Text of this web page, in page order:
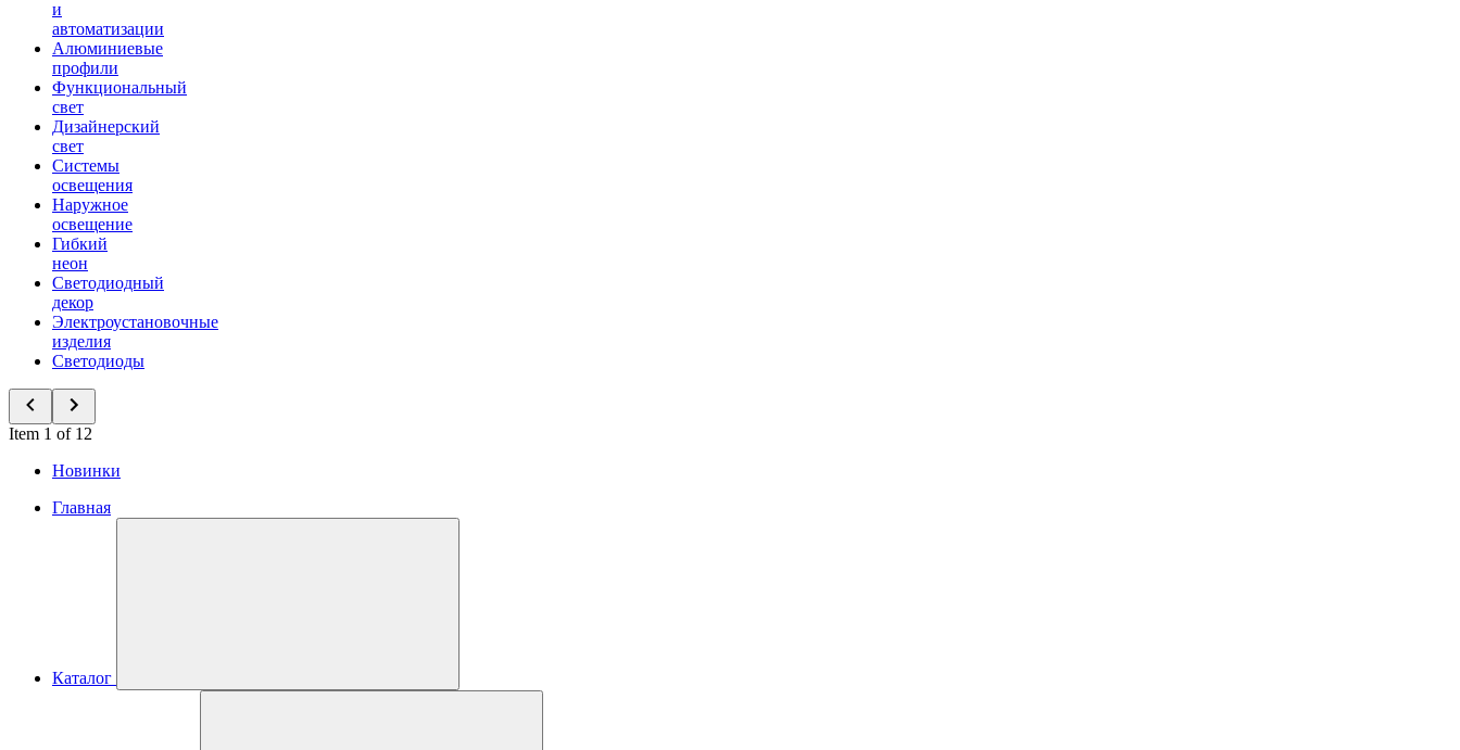
и
автоматизации
Алюминиевые
профили
Функциональный
свет
Дизайнерский
свет
Системы
освещения
Наружное
освещение
Гибкий
неон
Светодиодный
декор
Электроустановочные
изделия
Светодиоды
Item 1 of 12
Новинки
Главная
Каталог